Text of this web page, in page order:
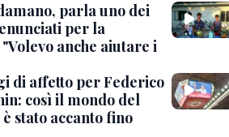
parla uno dei
per la
anche aiutare i
di affetto per Federico
così il mondo del
stato accanto fino